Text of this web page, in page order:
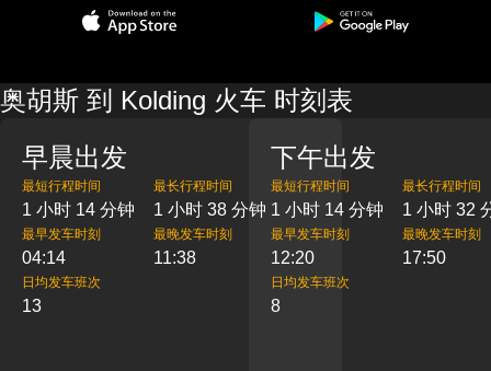
奥胡斯 到 Kolding 火车 时刻表
早晨出发
最短行程时间
1 小时 14 分钟
最长行程时间
1 小时 38 分钟
最早发车时刻
04:14
最晚发车时刻
11:38
日均发车班次
13
下午出发
最短行程时间
1 小时 14 分钟
最长行程时间
1 小时 32
最早发车时刻
12:20
最晚发车时刻
17:50
日均发车班次
8